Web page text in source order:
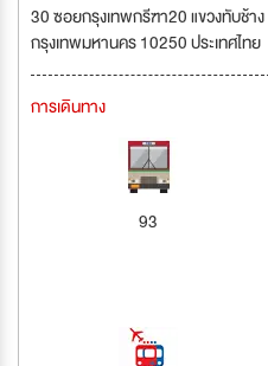
30 ซอยกรุงเทพกรีฑา20 แขวงทับช้า
กรุงเทพมหานคร 10250 ประเทศไทย
การเดินทาง
93